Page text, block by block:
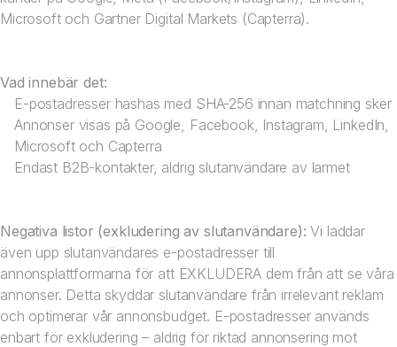
Microsoft och Gartner Digital Markets (Capterra).
Vad innebär det:
E-postadresser hashas med SHA-256 innan matchning sker
Annonser visas på Google, Facebook, Instagram, LinkedIn,
Microsoft och Capterra
Endast B2B-kontakter, aldrig slutanvändare av larmet
Negativa listor (exkludering av slutanvändare): Vi laddar
även upp slutanvändares e-postadresser till
annonsplattformarna för att EXKLUDERA dem från att se våra
annonser. Detta skyddar slutanvändare från irrelevant reklam
och optimerar vår annonsbudget. E-postadresser används
enbart för exkludering – aldrig för riktad annonsering mot